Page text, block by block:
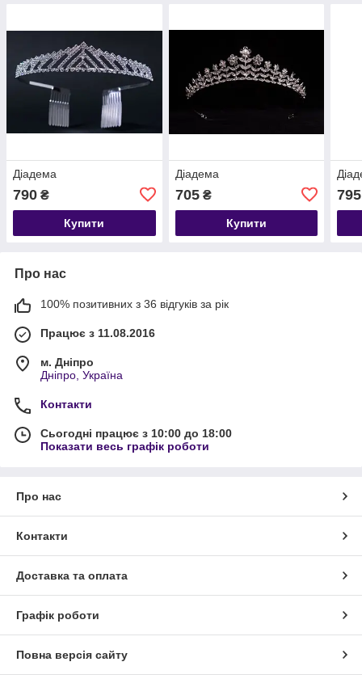
Діадема
790 ₴
Купити
Діадема
705₴
Купити
795
Про нас
100% позитивних з 36 відгуків за рік
Працює з 11.08.2016
м. Дніпро
Дніпро, Україна
Контакти
Сьогодні працює з 10:00 до 18:00
Показати весь графік роботи
Про нас
Контакти
Доставка та оплата
Графік роботи
Повна версія сайту